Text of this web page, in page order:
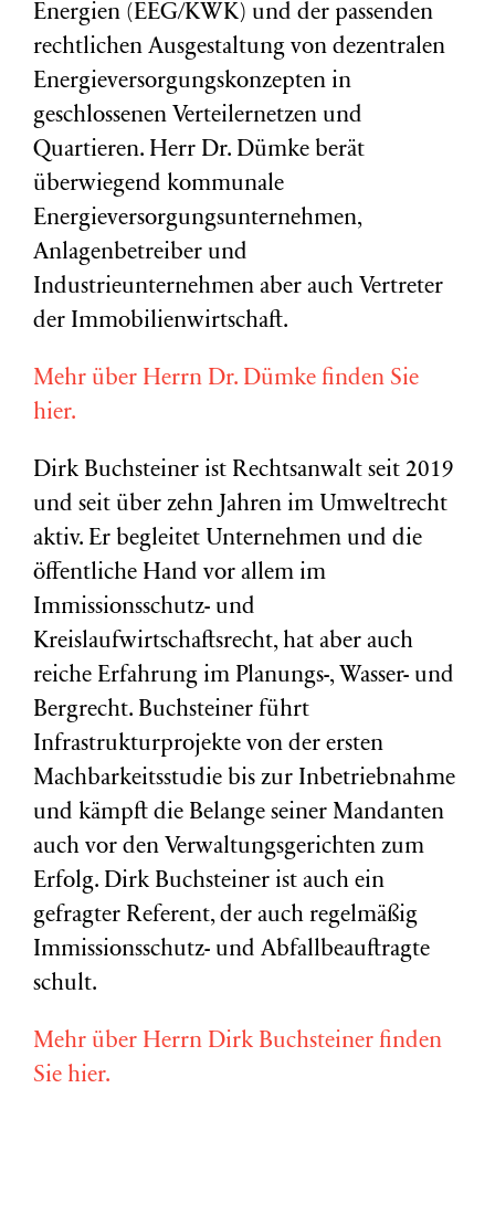
Energien (EEG/KWK) und der passenden
rechtlichen Ausgestaltung von dezentralen
Energieversorgungskonzepten in
geschlossenen Verteilernetzen und
Quartieren. Herr Dr. Dümke berät
überwiegend kommunale
Energieversorgungsunternehmen,
Anlagenbetreiber und
Industrieunternehmen aber auch Vertreter
der Immobilienwirtschaft.
Mehr über Herrn Dr. Dümke finden Sie
hier.
Dirk Buchsteiner ist Rechtsanwalt seit 2019
und seit über zehn Jahren im Umweltrecht
aktiv. Er begleitet Unternehmen und die
öffentliche Hand vor allem im
Immissionsschutz- und
Kreislaufwirtschaftsrecht, hat aber auch
reiche Erfahrung im Planungs-, Wasser- und
Bergrecht. Buchsteiner führt
Infrastrukturprojekte von der ersten
Machbarkeitsstudie bis zur Inbetriebnahme
und kämpft die Belange seiner Mandanten
auch vor den Verwaltungsgerichten zum
Erfolg. Dirk Buchsteiner ist auch ein
gefragter Referent, der auch regelmäßig
Immissionsschutz- und Abfallbeauftragte
schult.
Mehr über Herrn Dirk Buchsteiner finden
Sie hier.